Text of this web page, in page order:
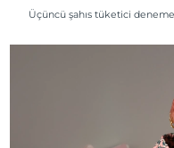
Üçüncü şahıs tüketici
Güney Kore